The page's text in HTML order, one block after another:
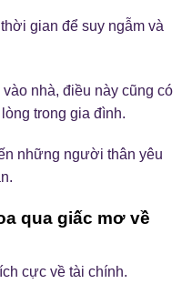
gian để suy ngẫm và
nhà, điều này cũng có
trong gia đình.
những người thân yêu
qua giấc mơ về
cực về tài chính.